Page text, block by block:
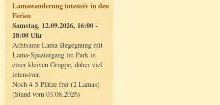
Lamawanderung intensiv in den
Ferien
Samstag, 12.09.2026, 16:00 -
18:00 Uhr
Achtsame Lama-Begegnung mit
Lama-Spaziergang im Park in
einer kleinen Gruppe, daher viel
intensiver.
Noch 4-5 Plätze frei (2 Lamas)
(Stand vom 03.08.2026)